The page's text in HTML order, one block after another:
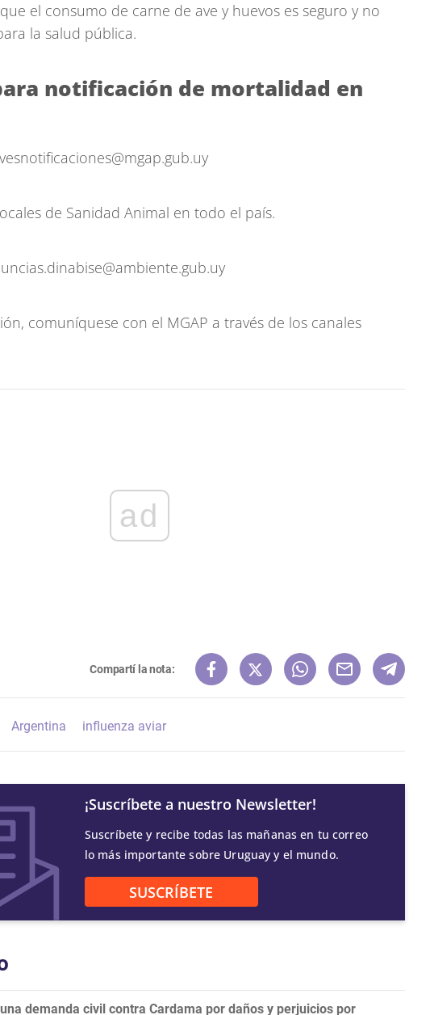
el consumo de carne de ave y huevos es seguro y no
la salud pública.
notificación de mortalidad en
de Sanidad Animal en todo el país.
comuníquese con el MGAP a través de los canales
ad
Compartí la nota:
Argentina influenza aviar
¡Suscríbete a nuestro Newsletter!
Suscríbete y recibe todas las mañanas en tu correo
lo más importante sobre Uruguay y el mundo.
SUSCRÍBETE
demanda civil contra Cardama por daños y perjuicios por